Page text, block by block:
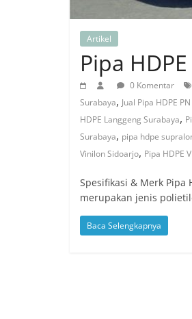
Artikel
Pipa
0 Komentar
Surabaya, Jual Pipa HDPE
HDPE Langgeng Surabaya,
Surabaya, pipa hdpe
Vinilon Sidoarjo, Pipa HDPE
Spesifikasi & Merk Pipa
merupakan jenis
Baca Selengkapnya